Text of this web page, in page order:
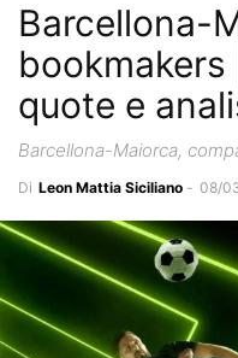
Barcellona-
quote e
Barcellona-Maiorca,
Di Leon Mattia Siciliano - 08/